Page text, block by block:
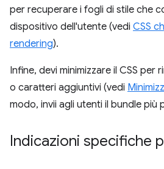
per recuperare i fogli di stile che
dispositivo dell'utente (vedi CSS
rendering).
Infine, devi minimizzare il CSS per
o caratteri aggiuntivi (vedi
modo, invii agli utenti il bundle più
Indicazioni specifiche